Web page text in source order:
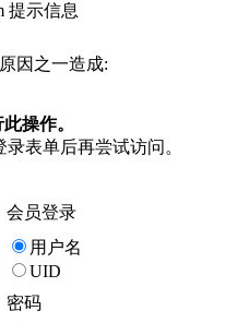
提示信息
因之一造成:
操作。
表单后再尝试访问。
会员登录
用户名
UID
密码